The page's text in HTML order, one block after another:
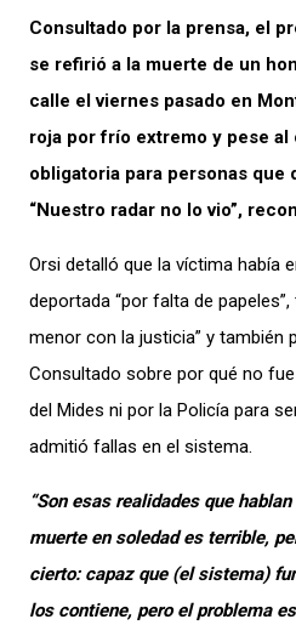
Consultado por la prensa, el
se refirió a la muerte de un
calle el viernes pasado en
roja por frío extremo y pese al
obligatoria para personas que
“Nuestro radar no lo vio”,
Orsi detalló que la víctima había
deportada “por falta de
menor con la justicia” y también
Consultado sobre por qué no
del Mides ni por la Policía para
admitió fallas en el sistema.
“Son esas realidades que
muerte en soledad es terrible,
cierto: capaz que (el sistema)
los contiene, pero el problema